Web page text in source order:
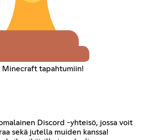
tapahtumiin!
Discord -yhteisö, jossa voit
sekä jutella muiden kanssa!